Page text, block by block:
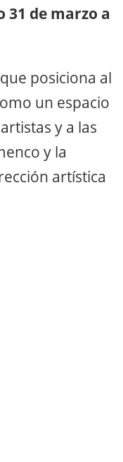
31 de marzo a
posiciona al
un espacio
y a las
y la
artística